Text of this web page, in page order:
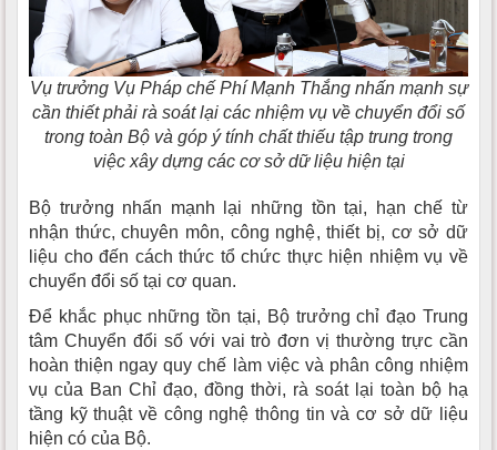
Vụ trưởng Vụ Pháp chế Phí Mạnh Thắng nhấn mạnh sự
cần thiết phải rà soát lại các nhiệm vụ về chuyển đổi số
trong toàn Bộ và góp ý tính chất thiếu tập trung trong
việc xây dựng các cơ sở dữ liệu hiện tại
Bộ trưởng nhấn mạnh lại những tồn tại, hạn chế từ
nhận thức, chuyên môn, công nghệ, thiết bị, cơ sở dữ
liệu cho đến cách thức tổ chức thực hiện nhiệm vụ về
chuyển đổi số tại cơ quan.
Để khắc phục những tồn tại, Bộ trưởng chỉ đạo Trung
tâm Chuyển đổi số với vai trò đơn vị thường trực cần
hoàn thiện ngay quy chế làm việc và phân công nhiệm
vụ của Ban Chỉ đạo, đồng thời, rà soát lại toàn bộ hạ
tầng kỹ thuật về công nghệ thông tin và cơ sở dữ liệu
hiện có của Bộ.